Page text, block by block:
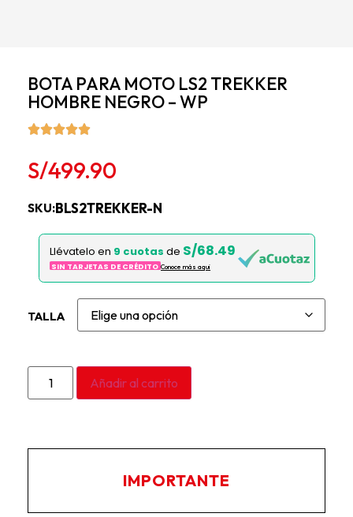
BOTA PARA MOTO LS2 TREKKER
HOMBRE NEGRO – WP
S/499.90
SKU:BLS2TREKKER-N
Llévatelo en 9 cuotas de S/68.49
SIN TARJETAS DE CRÉDITO Conoce más aqui
TALLA
Añadir al carrito
IMPORTANTE